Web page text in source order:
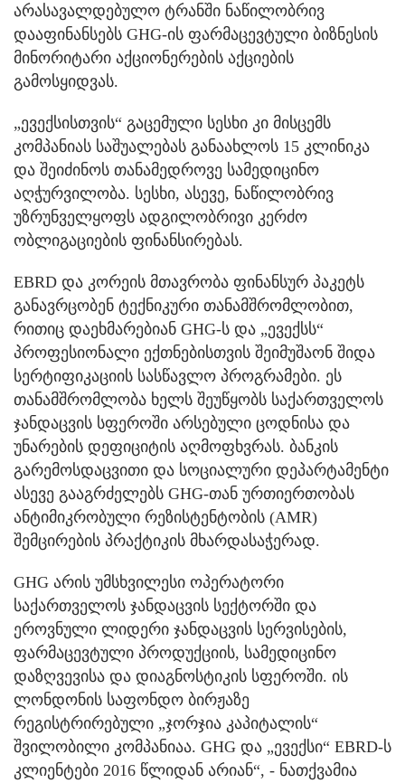
არასავალდებულო ტრანში ნაწილობრივ
დააფინანსებს GHG-ის ფარმაცევტული ბიზნესის
მინორიტარი აქციონერების აქციების
გამოსყიდვას.
„ევექსისთვის“ გაცემული სესხი კი მისცემს
კომპანიას საშუალებას განაახლოს 15 კლინიკა
და შეიძინოს თანამედროვე სამედიცინო
აღჭურვილობა. სესხი, ასევე, ნაწილობრივ
უზრუნველყოფს ადგილობრივი კერძო
ობლიგაციების ფინანსირებას.
EBRD და კორეის მთავრობა ფინანსურ პაკეტს
განავრცობენ ტექნიკური თანამშრომლობით,
რითიც დაეხმარებიან GHG-ს და „ევექსს“
პროფესიონალი ექთნებისთვის შეიმუშაონ შიდა
სერტიფიკაციის სასწავლო პროგრამები. ეს
თანამშრომლობა ხელს შეუწყობს საქართველოს
ჯანდაცვის სფეროში არსებული ცოდნისა და
უნარების დეფიციტის აღმოფხვრას. ბანკის
გარემოსდაცვითი და სოციალური დეპარტამენტი
ასევე გააგრძელებს GHG-თან ურთიერთობას
ანტიმიკრობული რეზისტენტობის (AMR)
შემცირების პრაქტიკის მხარდასაჭერად.
GHG არის უმსხვილესი ოპერატორი
საქართველოს ჯანდაცვის სექტორში და
ეროვნული ლიდერი ჯანდაცვის სერვისების,
ფარმაცევტული პროდუქციის, სამედიცინო
დაზღვევისა და დიაგნოსტიკის სფეროში. ის
ლონდონის საფონდო ბირჟაზე
რეგისტრირებული „ჯორჯია კაპიტალის“
შვილობილი კომპანიაა. GHG და „ევექსი“ EBRD-ს
კლიენტები 2016 წლიდან არიან“, - ნათქვამია